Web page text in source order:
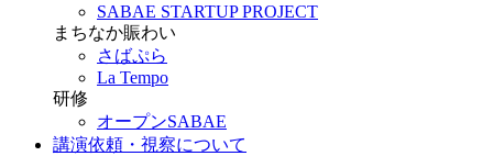
SABAE STARTUP PROJECT
まちなか賑わい
さばぷら
La Tempo
研修
オープンSABAE
講演依頼・視察について